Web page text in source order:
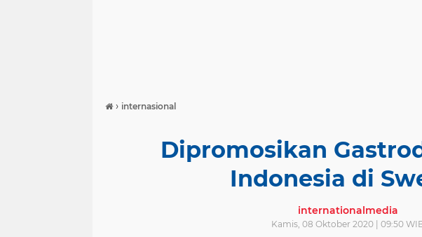
› internasional
Dipromosikan
Indonesia di
internationalmedia
Kamis, 08 Oktober 2020 | 09:50